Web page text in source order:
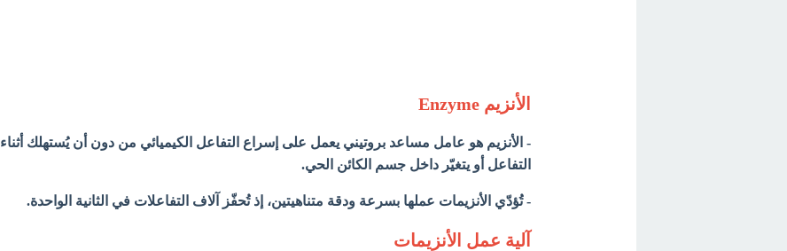
الأنزيم Enzyme
- الأنزيم هو عامل مساعد بروتيني يعمل على إسراع التفاعل الكيميائي من دون أن يُستهلك أثناء
التفاعل أو يتغيّر داخل جسم الكائن الحي.
- تُؤدّي الأنزيمات عملها بسرعة ودقة متناهيتين، إذ تُحفّز آلاف التفاعلات في الثانية الواحدة.
آلية عمل الأنزيمات